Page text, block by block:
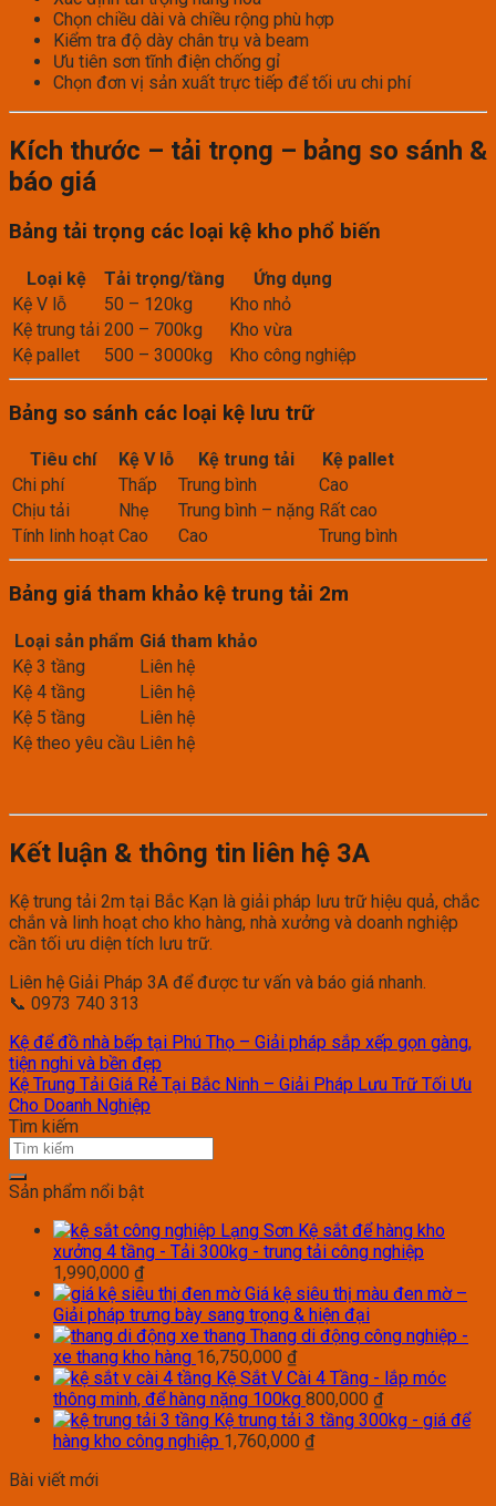
Chọn chiều dài và chiều rộng phù hợp
Kiểm tra độ dày chân trụ và beam
Ưu tiên sơn tĩnh điện chống gỉ
Chọn đơn vị sản xuất trực tiếp để tối ưu chi phí
Kích thước – tải trọng – bảng so sánh &
báo giá
Bảng tải trọng các loại kệ kho phổ biến
Loại kệ Tải trọng/tầng
Ứng dụng
Kệ V lỗ
50 – 120kg
Kho nhỏ
Kệ trung tải 200 – 700kg
Kho vừa
Kệ pallet
500 – 3000kg Kho công nghiệp
Bảng so sánh các loại kệ lưu trữ
Tiêu chí Kệ V lỗ Kệ trung tải
Kệ pallet
Chi phí
Thấp Trung bình
Cao
Chịu tải
Nhẹ Trung bình – nặng Rất cao
Tính linh hoạt Cao Cao Trung bình
Bảng giá tham khảo kệ trung tải 2m
Loại sản phẩm Giá tham khảo
Kệ 3 tầng
Liên hệ
Kệ 4 tầng
Liên hệ
Kệ 5 tầng
Liên hệ
Kệ theo yêu cầu Liên hệ
Kết luận & thông tin liên hệ 3A
Kệ trung tải 2m tại Bắc Kạn là giải pháp lưu trữ hiệu quả, chắc
chắn và linh hoạt cho kho hàng, nhà xưởng và doanh nghiệp
cần tối ưu diện tích lưu trữ.
Liên hệ Giải Pháp 3A để được tư vấn và báo giá nhanh.
📞 0973 740 313
Kệ để đồ nhà bếp tại Phú Thọ – Giải pháp sắp xếp gọn gàng,
tiện nghi và bền đẹp
Kệ Trung Tải Giá Rẻ Tại Bắc Ninh – Giải Pháp Lưu Trữ Tối Ưu
Cho Doanh Nghiệp
Tìm kiếm
Sản phẩm nổi bật
Kệ sắt để hàng kho
xưởng 4 tầng - Tải 300kg - trung tải công nghiệp
1,990,000 ₫
Giá kệ siêu thị màu đen mờ –
Giải pháp trưng bày sang trọng & hiện đại
Thang di động công nghiệp -
xe thang kho hàng 16,750,000 ₫
Kệ Sắt V Cài 4 Tầng - lắp móc
thông minh, để hàng nặng 100kg 800,000 ₫
Kệ trung tải 3 tầng 300kg - giá để
hàng kho công nghiệp 1,760,000 ₫
Bài viết mới